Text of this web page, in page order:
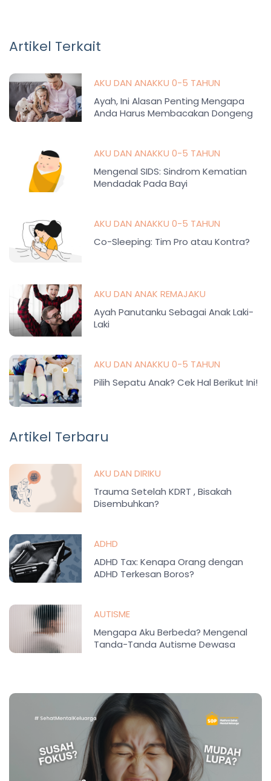
Artikel Terkait
AKU DAN ANAKKU 0-5 TAHUN
Ayah, Ini Alasan Penting Mengapa
Anda Harus Membacakan Dongeng
AKU DAN ANAKKU 0-5 TAHUN
Mengenal SIDS: Sindrom Kematian
Mendadak Pada Bayi
AKU DAN ANAKKU 0-5 TAHUN
Co-Sleeping: Tim Pro atau Kontra?
AKU DAN ANAK REMAJAKU
Ayah Panutanku Sebagai Anak Laki-
Laki
AKU DAN ANAKKU 0-5 TAHUN
Pilih Sepatu Anak? Cek Hal Berikut Ini!
Artikel Terbaru
AKU DAN DIRIKU
Trauma Setelah KDRT , Bisakah
Disembuhkan?
ADHD
ADHD Tax: Kenapa Orang dengan
ADHD Terkesan Boros?
AUTISME
Mengapa Aku Berbeda? Mengenal
Tanda-Tanda Autisme Dewasa